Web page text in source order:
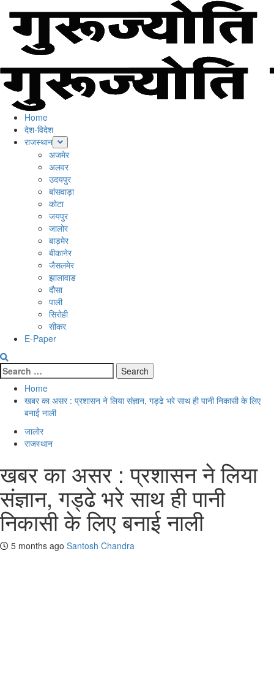
content
Menu
Home
देश-विदेश
राजस्थान
अजमेर
अलवर
उदयपुर
बांसवाड़ा
कोटा
जयपुर
जालोर
बाड़मेर
बीकानेर
जैसलमेर
झालावाड
दौसा
पाली
सिरोही
सीकर
E-Paper
Search
for:
Home
खबर का असर : प्रशासन ने लिया संज्ञान, गड्ढे भरे साथ ही पानी निकासी के लिए
बनाई नाली
जालोर
राजस्थान
खबर का असर : प्रशासन ने लिया
संज्ञान, गड्ढे भरे साथ ही पानी
निकासी के लिए बनाई नाली
5 months ago Santosh Chandra